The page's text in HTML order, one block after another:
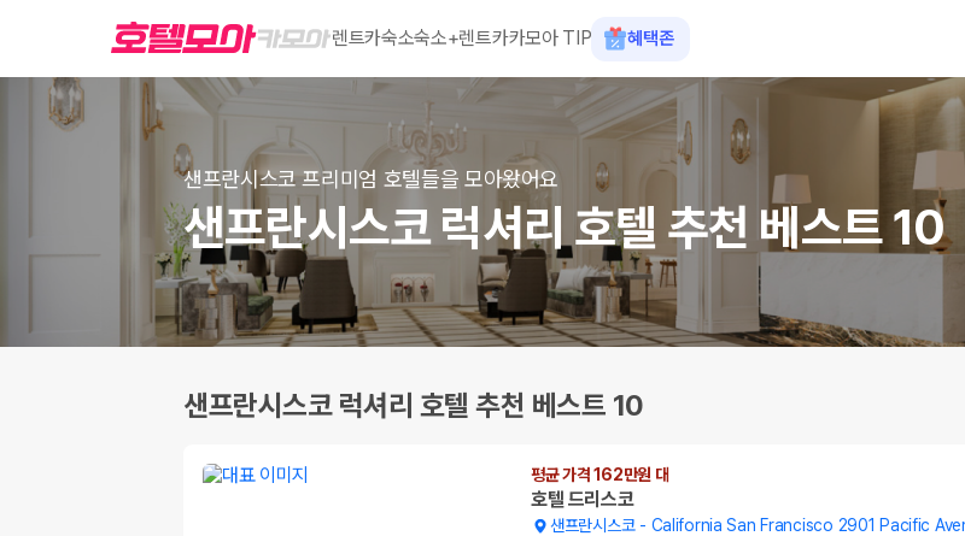
렌트카숙소숙소+렌트카카모아 TIP 혜택존
샌프란시스코 프리미엄 호텔들을 모아왔어요
샌프란시스코 럭셔리 호텔 추천 베스트 10
샌프란시스코 럭셔리 호텔 추천 베스트 10
평균 가격 162만원 대
호텔 드리스코
샌프란시스코- California San Francisco 2901 Pacific